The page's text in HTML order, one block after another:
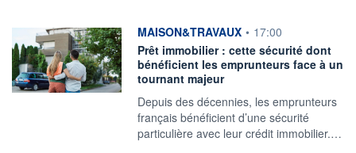
information fournie par
MAISON&TRAVAUX • 17:00
Prêt immobilier : cette sécurité dont
bénéficient les emprunteurs face à un
tournant majeur
Depuis des décennies, les emprunteurs
français bénéficient d’une sécurité
particulière avec leur crédit immobilier.…